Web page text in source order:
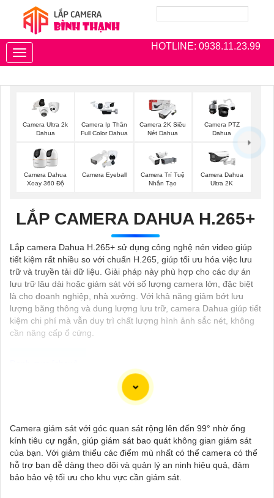
HOTLINE: 0938.11.23.99
Toggle
navigation
Camera Ultra 2k
Dahua
Camera Ip Thân
Full Color Dahua
Camera 2K Siêu
Nét Dahua
Camera PTZ
Dahua
Camera Dahua
Xoay 360 Độ
Camera Eyeball
Camera Trí Tuệ
Nhân Tạo
Camera Dahua
Ultra 2K
LẮP CAMERA DAHUA H.265+
Lắp camera Dahua H.265+ sử dụng công nghệ nén video giúp
tiết kiệm rất nhiều so với chuẩn H.265, giúp tối ưu hóa việc lưu
trữ và truyền tải dữ liệu. Giải pháp này phù hợp cho các dự án
lưu trữ lâu dài hoặc giám sát với số lượng camera lớn, đặc biệt
là cho doanh nghiệp, nhà xưởng. Với khả năng giảm bớt lưu
lượng băng thông và dung lượng lưu trữ, camera Dahua giúp tiết
kiệm chi phí mà vẫn duy trì chất lượng hình ảnh sắc nét, không
cần nâng cấp ổ cứng.
Camera Wifi 360 Ngoài Trời là một option vô cùng tốt giúp đảm
an ninh cho không gian của bạn một cách hiệu quả, đặc biệt là
góc nhìn toàn cảnh giúp bạn theo dõi mọi hoạt động xảy ra tại
khu vực giám sát dễ dàng với các chi tiết trong khung hình sẽ
được thể hiện rõ ràng.
Camera được thiết kế chắc chắn, chống nước và chống bụi giúp
Camera giám sát với góc quan sát rộng lên đến 99° nhờ ống
kính tiêu cự ngắn, giúp giám sát bao quát không gian giám sát
của bạn. Với giảm thiểu các điểm mù nhất có thể camera có thể
hỗ trợ bạn dễ dàng theo dõi và quản lý an ninh hiệu quả, đảm
bảo bảo vệ tối ưu cho khu vực cần giám sát.